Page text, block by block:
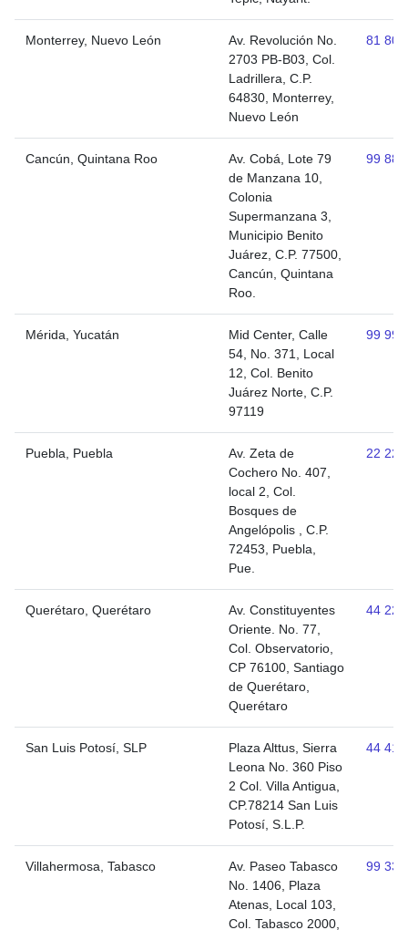
Monterrey, Nuevo León
Av. Revolución No.
2703 PB-B03, Col.
Ladrillera, C.P.
64830, Monterrey,
Nuevo León
81
Cancún, Quintana Roo
Av. Cobá, Lote 79
de Manzana 10,
Colonia
Supermanzana 3,
Municipio Benito
Juárez, C.P. 77500,
Cancún, Quintana
Roo.
99
Mérida, Yucatán
Mid Center, Calle
54, No. 371, Local
12, Col. Benito
Juárez Norte, C.P.
97119
99
Puebla, Puebla
Av. Zeta de
Cochero No. 407,
local 2, Col.
Bosques de
Angelópolis , C.P.
72453, Puebla,
Pue.
22
Querétaro, Querétaro
Av. Constituyentes
Oriente. No. 77,
Col. Observatorio,
CP 76100, Santiago
de Querétaro,
Querétaro
44
San Luis Potosí, SLP
Plaza Alttus, Sierra
Leona No. 360 Piso
2 Col. Villa Antigua,
CP.78214 San Luis
Potosí, S.L.P.
44
Villahermosa, Tabasco
Av. Paseo Tabasco
No. 1406, Plaza
Atenas, Local 103,
Col. Tabasco 2000,
99